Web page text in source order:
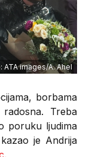
ATA images/A. Ahel
borbama
Treba
poruku ljudima
je Andrija